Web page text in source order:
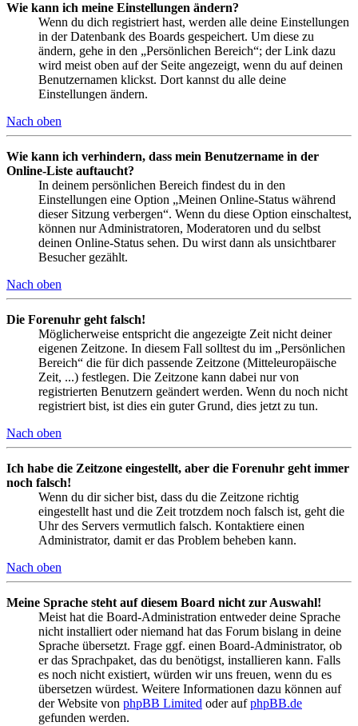
Wie kann ich meine Einstellungen ändern?
Wenn du dich registriert hast, werden alle deine Einstellungen
in der Datenbank des Boards gespeichert. Um diese zu
ändern, gehe in den „Persönlichen Bereich“; der Link dazu
wird meist oben auf der Seite angezeigt, wenn du auf deinen
Benutzernamen klickst. Dort kannst du alle deine
Einstellungen ändern.
Nach oben
Wie kann ich verhindern, dass mein Benutzername in der
Online-Liste auftaucht?
In deinem persönlichen Bereich findest du in den
Einstellungen eine Option „Meinen Online-Status während
dieser Sitzung verbergen“. Wenn du diese Option einschaltest,
können nur Administratoren, Moderatoren und du selbst
deinen Online-Status sehen. Du wirst dann als unsichtbarer
Besucher gezählt.
Nach oben
Die Forenuhr geht falsch!
Möglicherweise entspricht die angezeigte Zeit nicht deiner
eigenen Zeitzone. In diesem Fall solltest du im „Persönlichen
Bereich“ die für dich passende Zeitzone (Mitteleuropäische
Zeit, ...) festlegen. Die Zeitzone kann dabei nur von
registrierten Benutzern geändert werden. Wenn du noch nicht
registriert bist, ist dies ein guter Grund, dies jetzt zu tun.
Nach oben
Ich habe die Zeitzone eingestellt, aber die Forenuhr geht immer
noch falsch!
Wenn du dir sicher bist, dass du die Zeitzone richtig
eingestellt hast und die Zeit trotzdem noch falsch ist, geht die
Uhr des Servers vermutlich falsch. Kontaktiere einen
Administrator, damit er das Problem beheben kann.
Nach oben
Meine Sprache steht auf diesem Board nicht zur Auswahl!
Meist hat die Board-Administration entweder deine Sprache
nicht installiert oder niemand hat das Forum bislang in deine
Sprache übersetzt. Frage ggf. einen Board-Administrator, ob
er das Sprachpaket, das du benötigst, installieren kann. Falls
es noch nicht existiert, würden wir uns freuen, wenn du es
übersetzen würdest. Weitere Informationen dazu können auf
der Website von phpBB Limited oder aufphpBB.de
gefunden werden.